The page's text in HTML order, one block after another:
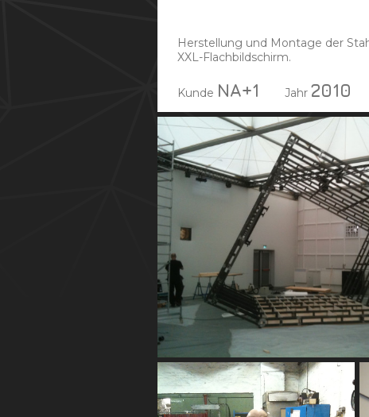
Herstellung und Montage der
XXL-Flachbildschirm.
Kunde NA+1 Jahr 2010